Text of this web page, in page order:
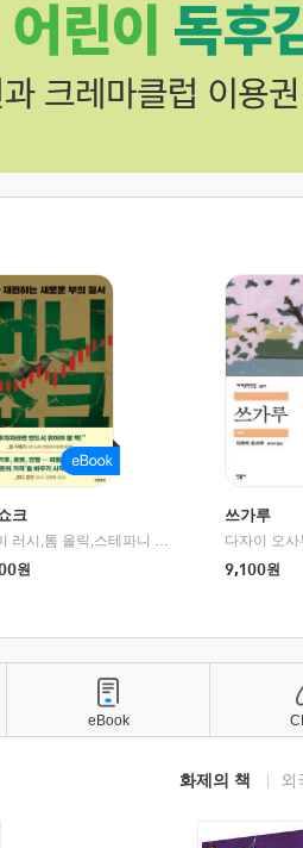
크
제이미 러시,톰 올릭,스테파니 플랜더스 편저/임경은 역/박정호 감수
원
쓰가루
다자이 오사
9,100원
화제의 책 외
eBook